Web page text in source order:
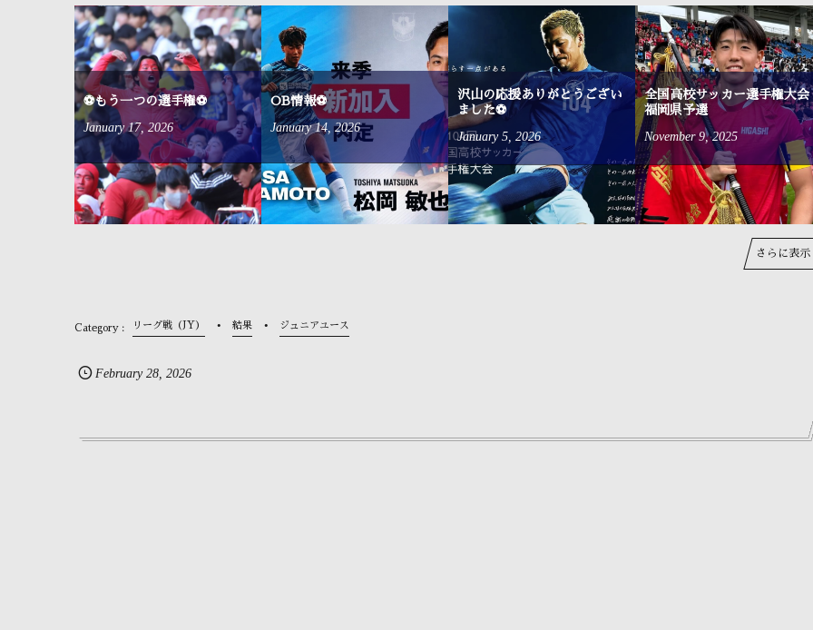
⚽もう一つの選手権⚽
January 17,2026
OB情報⚽
January 14 ,2026
沢山の応援ありがとうござい
ました⚽
January 5 2026
全国高校サッカー選手権大会
福岡県予選
November 9,2025
さらに表示
リーグ戦（JY） 結果 ジュニアユース
February 28 ,2026